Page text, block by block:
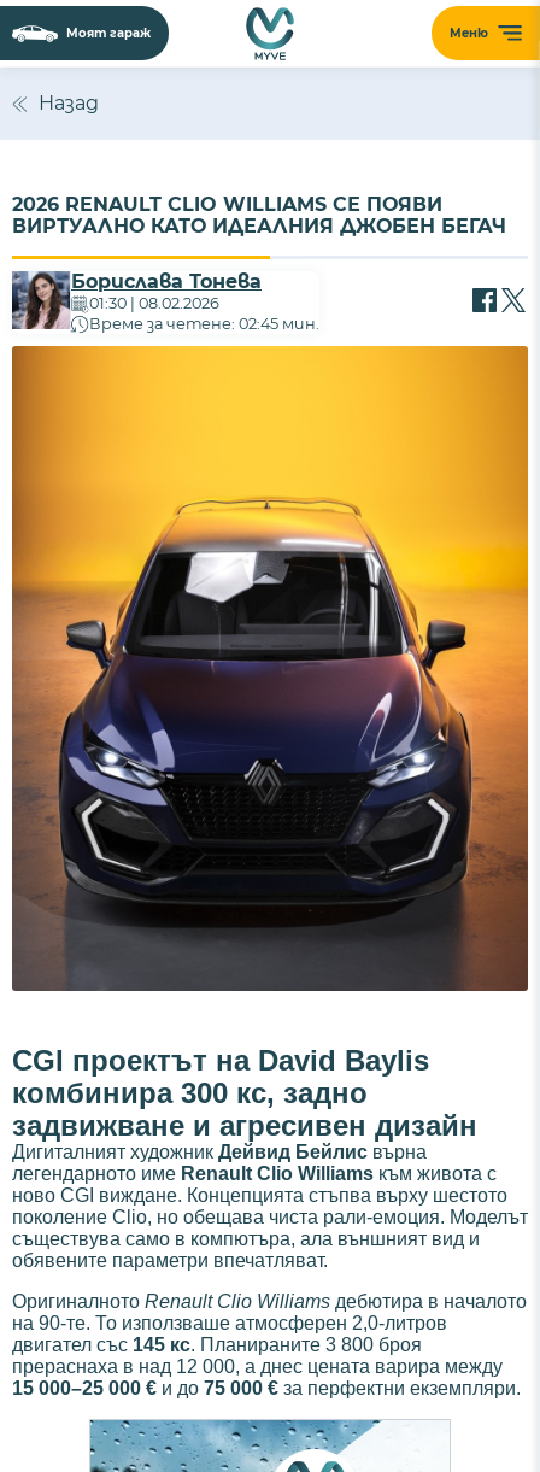
Меню
Моят гараж
Назад
2026 RENAULT CLIO WILLIAMS СЕ ПОЯВИ
ВИРТУАЛНО КАТО ИДЕАЛНИЯ ДЖОБЕН БЕГАЧ
Борислава Тонева
01:30 | 08.02.2026
Време за четене: 02:45 мин.
CGI проектът на David Baylis
комбинира 300 кс, задно
задвижване и агресивен дизайн
Дигиталният художник Дейвид Бейлис върна
легендарното име Renault Clio Williams към живота с
ново CGI виждане. Концепцията стъпва върху шестото
поколение Clio, но обещава чиста рали-емоция. Моделът
съществува само в компютъра, ала външният вид и
обявените параметри впечатляват.
Оригиналното Renault Clio Williams дебютира в началото
на 90-те. То използваше атмосферен 2,0-литров
двигател със 145 кс. Планираните 3 800 броя
прераснаха в над 12 000, а днес цената варира между
15 000–25 000 € и до 75 000 € за перфектни екземпляри.